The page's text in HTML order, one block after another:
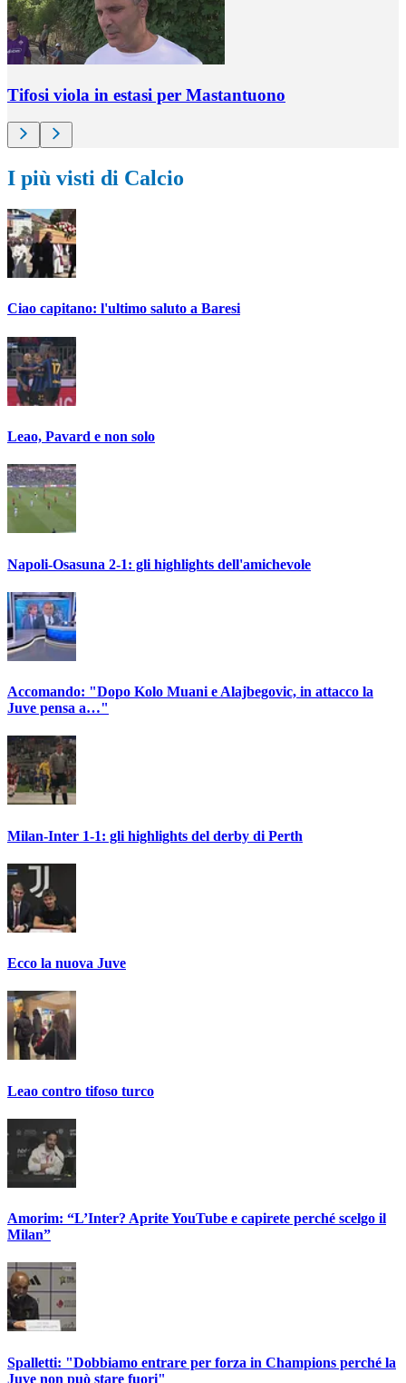
Tifosi viola in estasi per Mastantuono
I più visti di Calcio
Ciao capitano: l'ultimo saluto a Baresi
Leao, Pavard e non solo
Napoli-Osasuna 2-1: gli highlights dell'amichevole
Accomando: "Dopo Kolo Muani e Alajbegovic, in attacco la
Juve pensa a…"
Milan-Inter 1-1: gli highlights del derby di Perth
Ecco la nuova Juve
Leao contro tifoso turco
Amorim: “L’Inter? Aprite YouTube e capirete perché scelgo il
Milan”
Spalletti: "Dobbiamo entrare per forza in Champions perché la
Juve non può stare fuori"